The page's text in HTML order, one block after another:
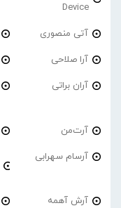
Device
آتی منصوری
آرا صلاحی
آران براتی
آرت‌من
آرسام سهرابی
آرش آهمه